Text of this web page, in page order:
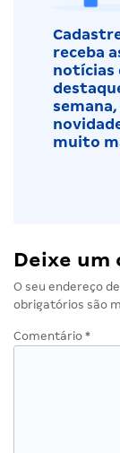
receba
notícias
semana,
muito
Deixe um
O seu endereço
obrigatórios são
Comentário *